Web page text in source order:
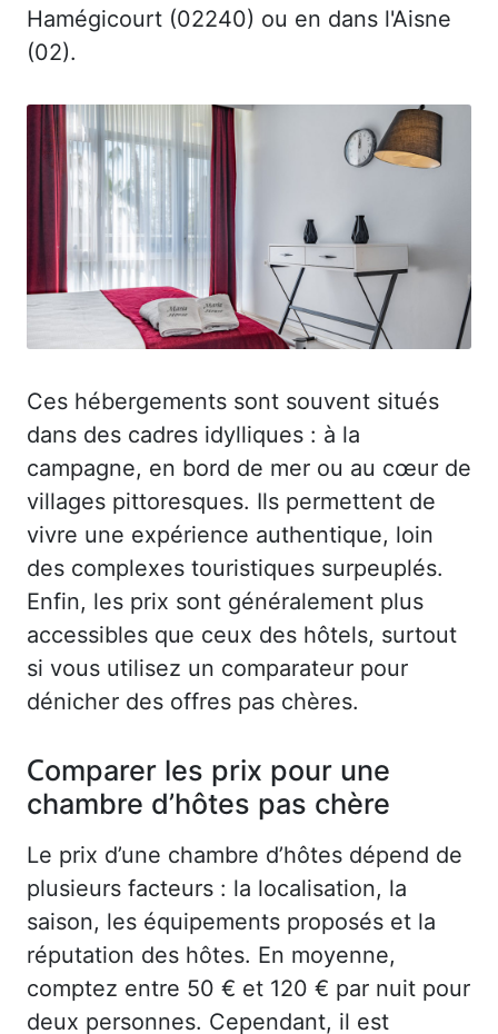
Hamégicourt (02240) ou en dans l'Aisne
(02).
Ces hébergements sont souvent situés
dans des cadres idylliques : à la
campagne, en bord de mer ou au cœur de
villages pittoresques. Ils permettent de
vivre une expérience authentique, loin
des complexes touristiques surpeuplés.
Enfin, les prix sont généralement plus
accessibles que ceux des hôtels, surtout
si vous utilisez un comparateur pour
dénicher des offres pas chères.
Comparer les prix pour une
chambre d’hôtes pas chère
Le prix d’une chambre d’hôtes dépend de
plusieurs facteurs : la localisation, la
saison, les équipements proposés et la
réputation des hôtes. En moyenne,
comptez entre 50 € et 120 € par nuit pour
deux personnes. Cependant, il est